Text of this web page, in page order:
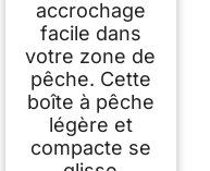
accrochage
facile dans
votre zone de
pêche. Cette
boîte à pêche
légère et
compacte se